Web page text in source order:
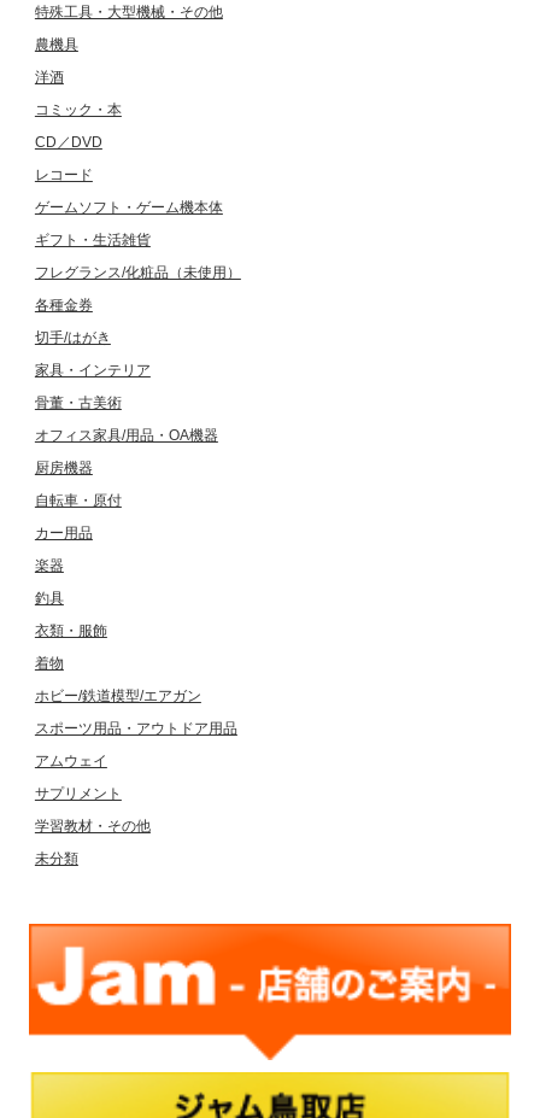
特殊工具・大型機械・その他
農機具
洋酒
コミック・本
CD／DVD
レコード
ゲームソフト・ゲーム機本体
ギフト・生活雑貨
フレグランス/化粧品（未使用）
各種金券
切手/はがき
家具・インテリア
骨董・古美術
オフィス家具/用品・OA機器
厨房機器
自転車・原付
カー用品
楽器
釣具
衣類・服飾
着物
ホビー/鉄道模型/エアガン
スポーツ用品・アウトドア用品
アムウェイ
サプリメント
学習教材・その他
未分類